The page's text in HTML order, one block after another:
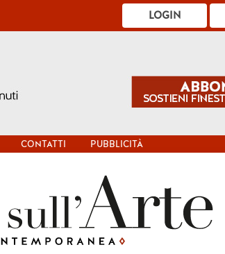
LOGIN
CONTATTI PUBBLICITÀ